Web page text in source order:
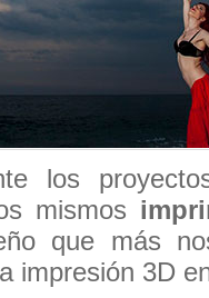
los
mismos
que más
impresión 3D